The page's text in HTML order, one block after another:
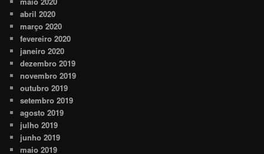
abril 2020
março 2020
fevereiro 2020
janeiro 2020
dezembro 2019
novembro 2019
outubro 2019
setembro 2019
agosto 2019
julho 2019
junho 2019
maio 2019